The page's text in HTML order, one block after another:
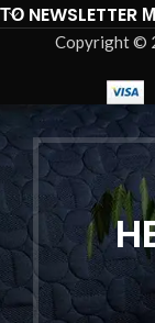
ΤΟ NEWSLETTER
Copyright ©